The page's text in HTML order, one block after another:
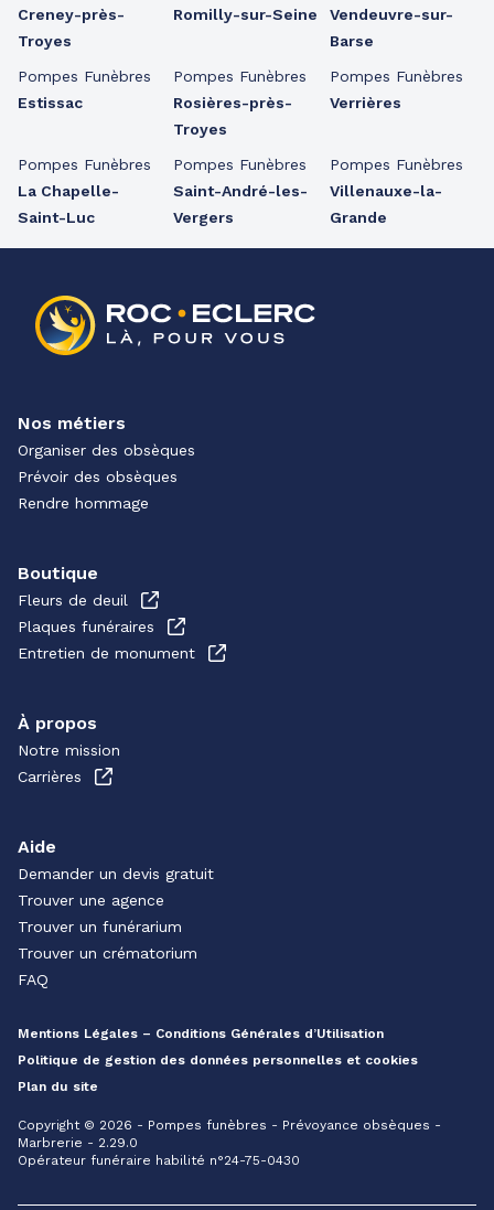
Creney-près-
Troyes
Pompes Funèbres
Estissac
Pompes Funèbres
La Chapelle-
Saint-Luc
Romilly-sur-Seine
Pompes Funèbres
Rosières-près-
Troyes
Pompes Funèbres
Saint-André-les-
Vergers
Vendeuvre-sur-
Barse
Pompes Funèbres
Verrières
Pompes Funèbres
Villenauxe-la-
Grande
Nos métiers
Organiser des obsèques
Prévoir des obsèques
Rendre hommage
Boutique
Fleurs de deuil
Plaques funéraires
Entretien de monument
À propos
Notre mission
Carrières
Aide
Demander un devis gratuit
Trouver une agence
Trouver un funérarium
Trouver un crématorium
FAQ
Mentions Légales – Conditions Générales d’Utilisation
Politique de gestion des données personnelles et cookies
Plan du site
Copyright © 2026 - Pompes funèbres - Prévoyance obsèques -
Marbrerie - 2.29.0
Opérateur funéraire habilité n°24-75-0430